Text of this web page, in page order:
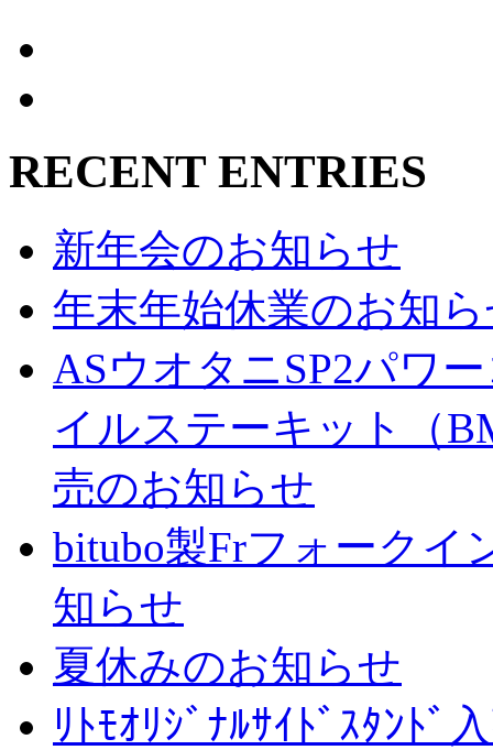
RECENT ENTRIES
新年会のお知らせ
年末年始休業のお知
ASウオタニSP2パワ
イルステーキット（
売のお知らせ
bitubo製Frフォークイ
知らせ
夏休みのお知らせ
ﾘﾄﾓｵﾘｼﾞﾅﾙｻｲﾄﾞｽﾀﾝﾄﾞ